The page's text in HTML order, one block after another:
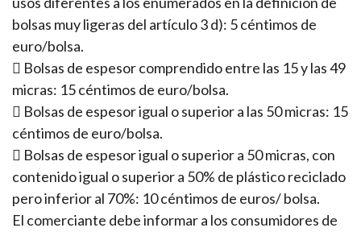
bolsas muy ligeras del artículo 3 d): 5 céntimos de
euro/bolsa.
 Bolsas de espesor comprendido entre las 15 y las 49
micras: 15 céntimos de euro/bolsa.
 Bolsas de espesor igual o superior a las 50 micras: 15
céntimos de euro/bolsa.
 Bolsas de espesor igual o superior a 50 micras, con
contenido igual o superior a 50% de plástico reciclado
pero inferior al 70%: 10 céntimos de euros/ bolsa.
El comerciante debe informar a los consumidores de